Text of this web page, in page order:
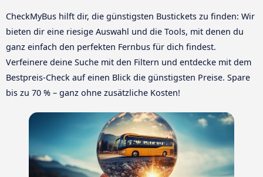
CheckMyBus hilft dir, die günstigsten Bustickets zu finden: Wir
bieten dir eine riesige Auswahl und die Tools, mit denen du
ganz einfach den perfekten Fernbus für dich findest.
Verfeinere deine Suche mit den Filtern und entdecke mit dem
Bestpreis-Check auf einen Blick die günstigsten Preise. Spare
bis zu 70 % – ganz ohne zusätzliche Kosten!